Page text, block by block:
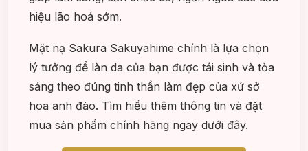
hiệu lão hoá sớm.
Mặt nạ Sakura Sakuyahime chính là lựa chọn
lý tưởng để làn da của bạn được tái sinh và tỏa
sáng theo đúng tinh thần làm đẹp của xứ sở
hoa anh đào. Tìm hiểu thêm thông tin và đặt
mua sản phẩm chính hãng ngay dưới đây.